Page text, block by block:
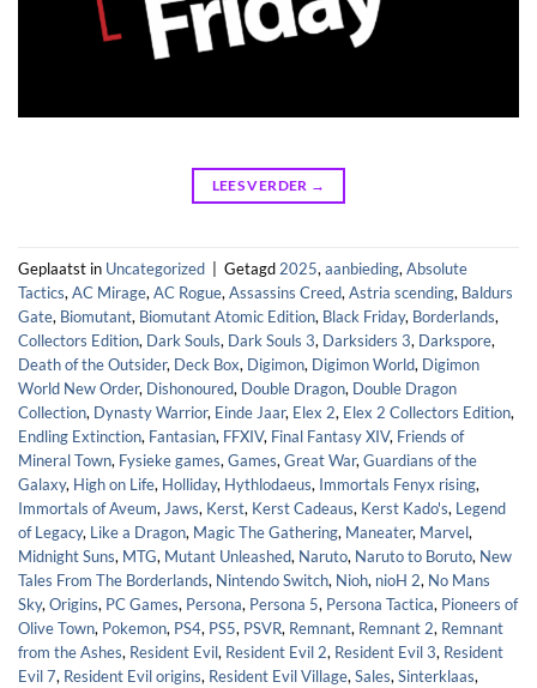
LEES VERDER →
Geplaatst in Uncategorized Getagd 2025, aanbieding, Absolute
Tactics, AC Mirage, AC Rogue, Assassins Creed, Astria scending, Baldurs
Gate, Biomutant, Biomutant Atomic Edition, Black Friday, Borderlands,
Collectors Edition, Dark Souls, Dark Souls 3, Darksiders 3, Darkspore,
Death of the Outsider, Deck Box, Digimon, Digimon World, Digimon
World New Order, Dishonoured, Double Dragon, Double Dragon
Collection, Dynasty Warrior, Einde Jaar, Elex 2, Elex 2 Collectors Edition,
Endling Extinction, Fantasian, FFXIV, Final Fantasy XIV, Friends of
Mineral Town, Fysieke games, Games, Great War, Guardians of the
Galaxy, High on Life, Holliday, Hythlodaeus, Immortals Fenyx rising,
Immortals of Aveum, Jaws, Kerst, Kerst Cadeaus, Kerst Kado's, Legend
of Legacy, Like a Dragon, Magic The Gathering, Maneater, Marvel,
Midnight Suns, MTG, Mutant Unleashed, Naruto, Naruto to Boruto, New
Tales From The Borderlands, Nintendo Switch, Nioh, nioH 2, No Mans
Sky, Origins, PC Games, Persona, Persona 5, Persona Tactica, Pioneers of
Olive Town, Pokemon, PS4, PS5, PSVR, Remnant, Remnant 2, Remnant
from the Ashes, Resident Evil, Resident Evil 2, Resident Evil 3, Resident
Evil 7, Resident Evil origins, Resident Evil Village, Sales, Sinterklaas,